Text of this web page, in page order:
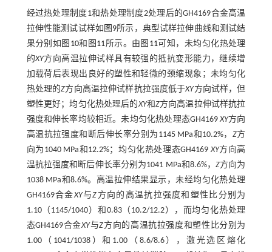
经过热处理制度1和热处理制度2处理后的GH4169合金高温
拉伸性能测试试样如 图9所示，典型试样拉伸曲线和测试结
果分别如 图10和 图11所示。由 图11可知，未均匀化热处理
的XY方向高温拉伸试样具有较强的抵抗变形能力，继续增
加载荷后表现出良好的塑性和轻微的颈缩现象；未均匀化
热处理的Z方向高温拉伸试样抗拉强度低于XY方向试样，但
塑性更好；均匀化热处理后的XY和Z方向高温拉伸试样抗拉
强度和伸长率均较相近。未均匀化热处理态GH4169XY方向
高温抗拉强度和断后伸长率分别为1145 MPa和10.2%， Z方
向为1040 MPa和12.2%；均匀化热处理态GH4169XY方向高
温抗拉强度和断后伸长率分别为1041 MPa和8.6%，Z方向为
1038 MPa和8.6%。高温拉伸结果显示，未经均匀化热处理
GH4169合金XY与Z 方向的高温抗拉强度和塑性比分别为
1.10（1145/1040）和0.83（10.2/12.2），而均匀化热处理
态GH4169合金XY与Z方向的高温抗拉强度和塑性比分别为
1.00（1041/1038）和1.00（8.6/8.6），激光选区熔化